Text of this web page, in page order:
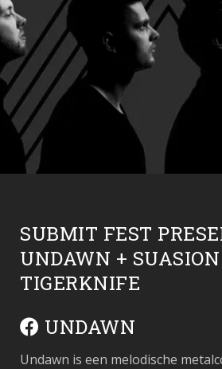
SUBMIT FEST
UNDAWN +
TIGERKNIFE
UNDAWN
Undawn is een melodische